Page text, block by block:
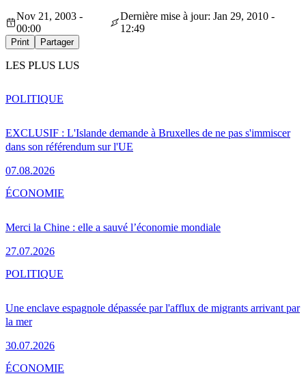
Nov 21, 2003 -
00:00
Dernière mise à jour: Jan 29, 2010 -
12:49
Print Partager
LES PLUS LUS
EXCLUSIF : L'Islande demande à Bruxelles de ne pas s'immiscer
dans son référendum sur l'UE
07.08.2026
POLITIQUE
Merci la Chine : elle a sauvé l’économie mondiale
27.07.2026
ÉCONOMIE
Une enclave espagnole dépassée par l'afflux de migrants arrivant par
la mer
30.07.2026
POLITIQUE
ÉCONOMIE